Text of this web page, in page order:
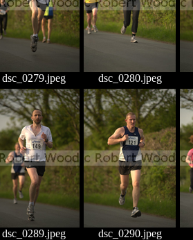
dsc_0279.jpeg dsc_0280.jpeg
dsc_0289.jpeg dsc_0290.jpeg